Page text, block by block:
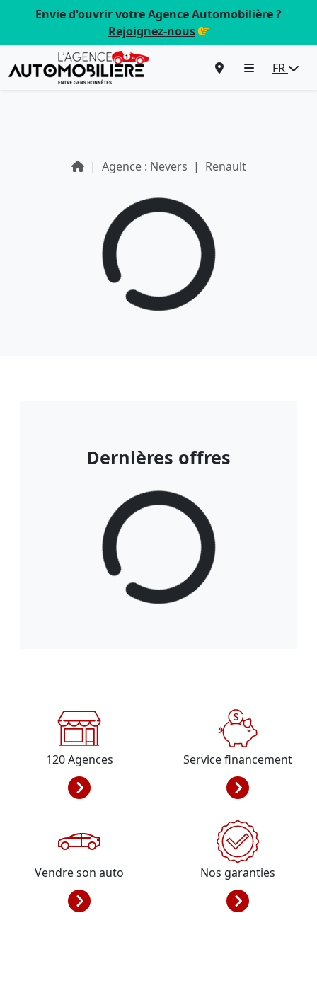
Envie d'ouvrir votre Agence Automobilière ?
Rejoignez-nous
FR
Agence : Nevers Renault
Dernières offres
120Agences Service financement
Vendre son auto Nos garanties